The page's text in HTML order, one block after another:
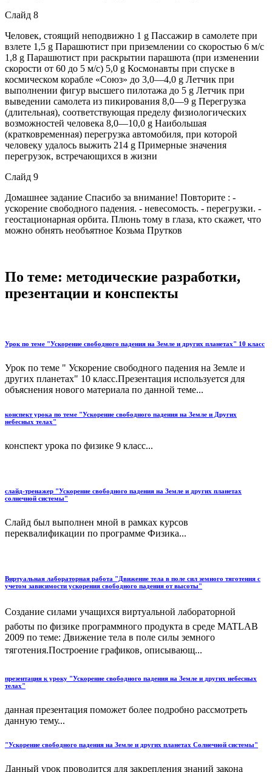
Слайд 8
Человек, стоящий неподвижно 1 g Пассажир в самолете при
взлете 1,5 g Парашютист при приземлении со скоростью 6 м/с
1,8 g Парашютист при раскрытии парашюта (при изменении
скорости от 60 до 5 м/с) 5,0 g Космонавты при спуске в
космическом корабле «Союз» до 3,0—4,0 g Летчик при
выполнении фигур высшего пилотажа до 5 g Летчик при
выведении самолета из пикирования 8,0—9 g Перегрузка
(длительная), соответствующая пределу физиологических
возможностей человека 8,0—10,0 g Наибольшая
(кратковременная) перегрузка автомобиля, при которой
человеку удалось выжить 214 g Примерные значения
перегрузок, встречающихся в жизни
Слайд 9
Домашнее задание Спасибо за внимание! Повторите : -
ускорение свободного падения. - невесомость. - перегрузки. -
геостационарная орбита. Плюнь тому в глаза, кто скажет, что
можно обнять необъятное Козьма Прутков
По теме: методические разработки,
презентации и конспекты
Урок по теме "Ускорение свободного падения на Земле и других планетах" 10 класс
Урок по теме " Ускорение свободного падения на Земле и
других планетах" 10 класс.Презентация используется для
объяснения нового материала по данной теме...
конспект урока по теме "Ускорение свободного падения на Земле и Других
небесных телах"
конспект урока по физике 9 класс...
слайд-тренажер "Ускорение свободного падения на Земле и других планетах
солнечной системы"
Слайд был выполнен мной в рамках курсов
переквалификации по программе Физика...
Виртуальная лабораторная работа "Движение тела в поле сил земного тяготения с
учетом зависимости ускорения свободного падения от высоты"
Создание силами учащихся виртуальной лабораторной
работы по физике программного продукта в среде MATLAB
2009 по теме: Движение тела в поле силы земного
тяготения.Построение графиков, описывающ...
презентация к уроку "Ускорение свободного падения на Земле и других небесных
телах"
данная презентация поможет более подробно рассмотреть
данную тему...
"Ускорение свободного падения на Земле и других планетах Солнечной системы"
Данный урок проводится для закрепления знаний закона